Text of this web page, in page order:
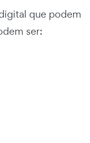
que podem
ser: